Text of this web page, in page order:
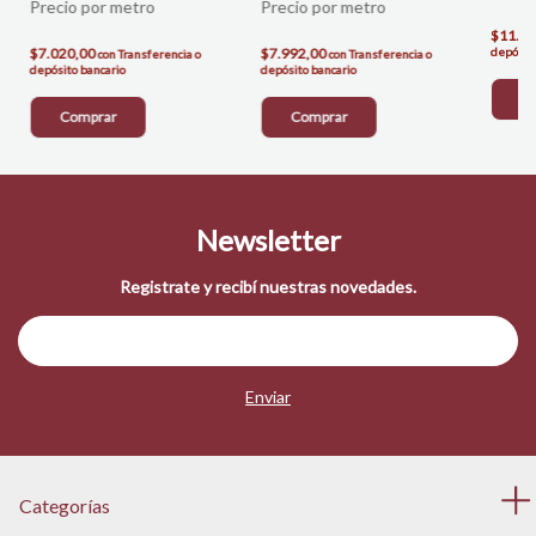
$7.020,00conTransferencia o
depósito bancario
Comprar
$7.992,00conTransferencia o
depósito bancario
Comprar
Newsletter
Registrate y recibí nuestras novedades.
Categorías